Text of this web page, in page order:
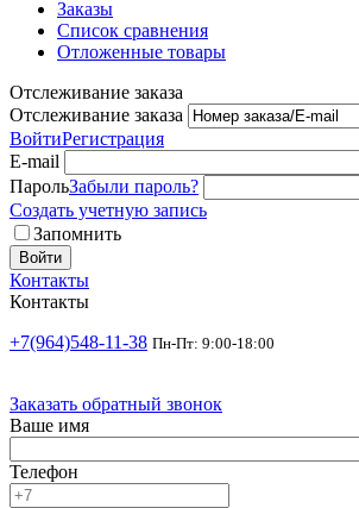
Заказы
Список сравнения
Отложенные товары
Отслеживание заказа
Отслеживание заказа
ВойтиРегистрация
E-mail
ПарольЗабыли пароль?
Создать учетную запись
Запомнить
Войти
Контакты
Контакты
+7(964)548-11-38 Пн-Пт: 9:00-18:00
Заказать обратный звонок
Ваше имя
Телефон